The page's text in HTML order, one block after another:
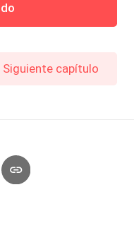
Siguiente capítulo